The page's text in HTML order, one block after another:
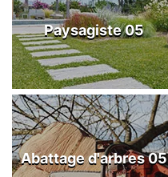
Paysagiste 05
Abattage d'arbres 05